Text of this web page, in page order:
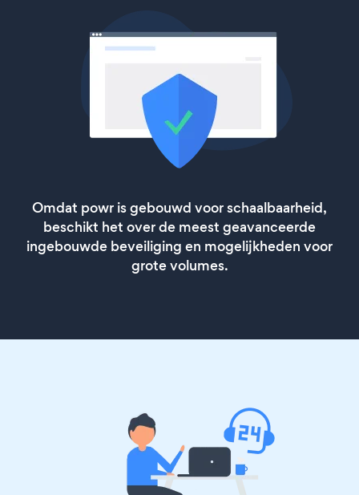
Omdat powr is gebouwd voor schaalbaarheid,
beschikt het over de meest geavanceerde
ingebouwde beveiliging en mogelijkheden voor
grote volumes.